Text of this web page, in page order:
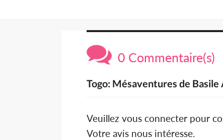
0 Commentaire(s)
Togo: Mésaventures de Basile
Veuillez vous connecter pour
Votre avis nous intéresse.